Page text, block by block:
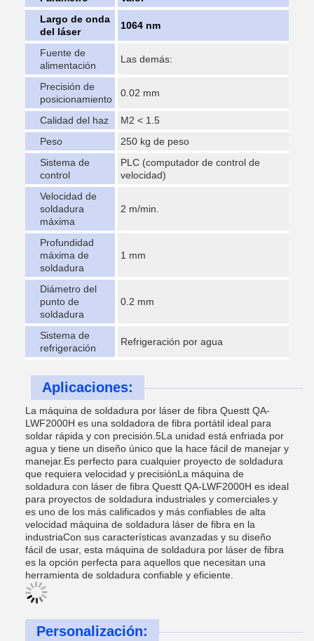
Largo de onda
del láser
1064 nm
Fuente de
alimentación
Las demás:
Precisión de
posicionamiento
0.02 mm
Calidad del haz
M2 < 1.5
Peso
250 kg de peso
Sistema de
control
PLC (computador de control de
velocidad)
Velocidad de
soldadura
máxima
2 m/min.
Profundidad
máxima de
soldadura
1 mm
Diámetro del
punto de
soldadura
0.2 mm
Sistema de
refrigeración
Refrigeración por agua
Aplicaciones:
La máquina de soldadura por láser de fibra Questt QA-
LWF2000H es una soldadora de fibra portátil ideal para
soldar rápida y con precisión.5La unidad está enfriada por
agua y tiene un diseño único que la hace fácil de manejar y
manejar.Es perfecto para cualquier proyecto de soldadura
que requiera velocidad y precisiónLa máquina de
soldadura con láser de fibra Questt QA-LWF2000H es ideal
para proyectos de soldadura industriales y comerciales.y
es uno de los más calificados y más confiables de alta
velocidad máquina de soldadura láser de fibra en la
industriaCon sus características avanzadas y su diseño
fácil de usar, esta máquina de soldadura por láser de fibra
es la opción perfecta para aquellos que necesitan una
herramienta de soldadura confiable y eficiente.
Personalización: